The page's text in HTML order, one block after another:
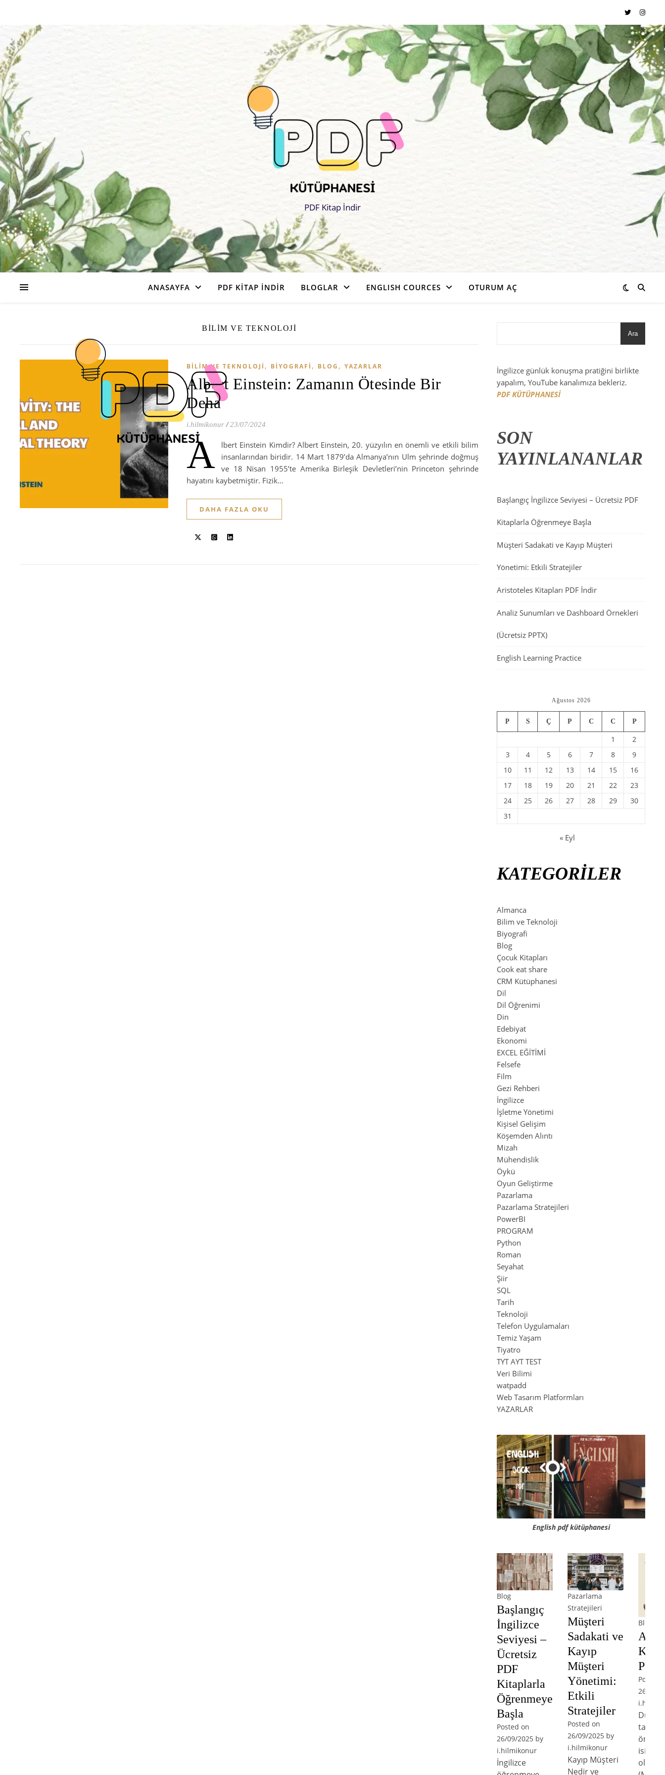
PDF Kitap İndir
ANASAYFA PDF KITAP İNDIR BLOGLAR ENGLISH COURCES OTURUM AÇ
BILIM VE TEKNOLOJI
BILIM VE TEKNOLOJI , BIYOGRAFI , BLOG , YAZARLAR
Albert Einstein: Zamanın Ötesinde Bir
Deha
i.hilmikonur / 23/07/2024
A
lbert Einstein Kimdir? Albert Einstein, 20. yüzyılın en önemli ve etkili bilim
insanlarından biridir. 14 Mart 1879’da Almanya’nın Ulm şehrinde doğmuş
ve 18 Nisan 1955’te Amerika Birleşik Devletleri’nin Princeton şehrinde
hayatını kaybetmiştir. Fizik…
DAHA FAZLA OKU
Ara
İngilizce günlük konuşma pratiğini birlikte
yapalım, YouTube kanalımıza bekleriz.
PDF KÜTÜPHANESİ
SON
YAYINLANANLAR
Başlangıç İngilizce Seviyesi – Ücretsiz PDF
Kitaplarla Öğrenmeye Başla
Müşteri Sadakati ve Kayıp Müşteri
Yönetimi: Etkili Stratejiler
Aristoteles Kitapları PDF İndir
Analiz Sunumları ve Dashboard Örnekleri
(Ücretsiz PPTX)
English Learning Practice
Ağustos 2026
P S Ç P C C P
1
2
3
4 5 6 7 8
9
10
11 12 13 14 15
16
17
18 19 20 21 22
23
24
25 26 27 28 29
30
31
« Eyl
KATEGORİLER
Almanca
Bilim ve Teknoloji
Biyografi
Blog
Çocuk Kitapları
Cook eat share
CRM Kütüphanesi
Dil
Dil Öğrenimi
Din
Edebiyat
Ekonomi
EXCEL EĞİTİMİ
Felsefe
Film
Gezi Rehberi
İngilizce
İşletme Yönetimi
Kişisel Gelişim
Köşemden Alıntı
Mizah
Mühendislik
Öykü
Oyun Geliştirme
Pazarlama
Pazarlama Stratejileri
PowerBI
PROGRAM
Python
Roman
Seyahat
Şiir
SQL
Tarih
Teknoloji
Telefon Uygulamaları
Temiz Yaşam
Tiyatro
TYT AYT TEST
Veri Bilimi
watpadd
Web Tasarım Platformları
YAZARLAR
English pdf kütüphanesi
Blog
Başlangıç
İngilizce
Seviyesi –
Ücretsiz
PDF
Kitaplarla
Öğrenmeye
Başla
Posted on
26/09/2025 by
i.hilmikonur
İngilizce
Pazarlama
Stratejileri
Müşteri
Sadakati ve
Kayıp
Müşteri
Yönetimi:
Etkili
Stratejiler
Posted on
26/09/2025 by
i.hilmikonur
Kayıp Müşteri
Nedir ve
Blog
PDF
Posted
26/09/
önemli
olan